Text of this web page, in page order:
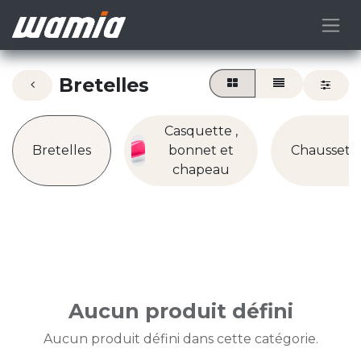
Bretelles
Bretelles
Casquette ,
bonnet et
chapeau
Aucun produit défini
Aucun produit défini dans cette catégorie.